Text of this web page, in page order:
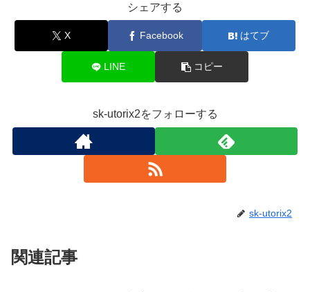
シェアする
X Facebook はてブ
LINE コピー
sk-utorix2をフォローする
sk-utorix2
関連記事